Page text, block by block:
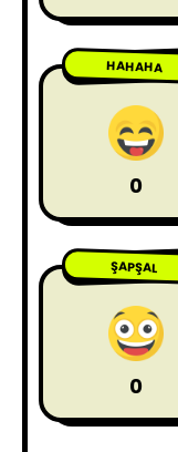
HAHAHA
0
ŞAPŞAL
0